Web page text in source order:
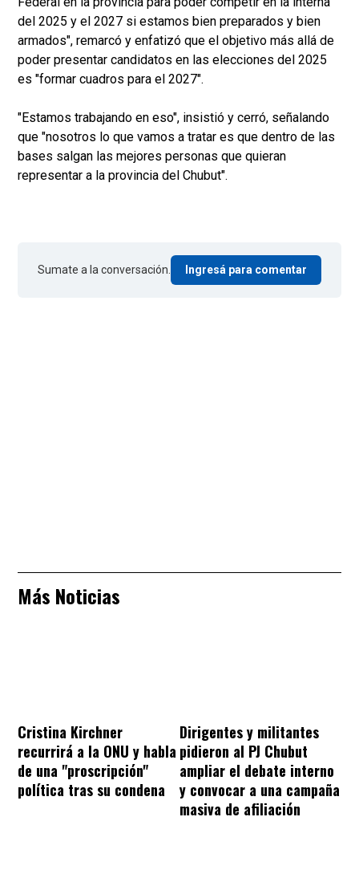
del 2025 y el 2027 si estamos bien preparados y bien
armados", remarcó y enfatizó que el objetivo más allá de
poder presentar candidatos en las elecciones del 2025
es "formar cuadros para el 2027".
"Estamos trabajando en eso", insistió y cerró, señalando
que "nosotros lo que vamos a tratar es que dentro de las
bases salgan las mejores personas que quieran
representar a la provincia del Chubut".
Sumate a la conversación. Ingresá para comentar
Más Noticias
Cristina Kirchner
recurrirá a la ONU y habla
de una "proscripción"
política tras su condena
Dirigentes y militantes
pidieron al PJ Chubut
ampliar el debate interno
y convocar a una campaña
masiva de afiliación